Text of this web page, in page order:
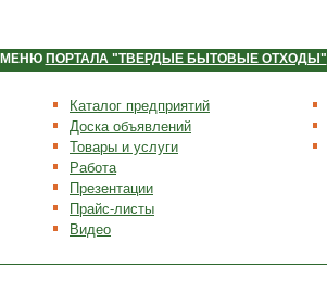
МЕНЮ ПОРТАЛА "ТВЕРДЫЕ БЫТОВЫЕ ОТХОДЫ"
Каталог предприятий
Доска объявлений
Товары и услуги
Работа
Презентации
Прайс-листы
Видео